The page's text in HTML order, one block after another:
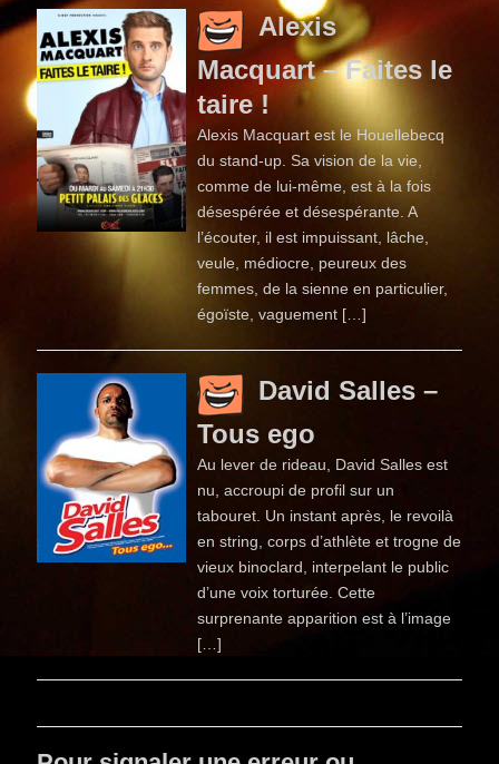
Alexis
Macquart – Faites le
taire !
Alexis Macquart est le Houellebecq
du stand-up. Sa vision de la vie,
comme de lui-même, est à la fois
désespérée et désespérante. A
l’écouter, il est impuissant, lâche,
veule, médiocre, peureux des
femmes, de la sienne en particulier,
égoïste, vaguement […]
David Salles –
Tous ego
Au lever de rideau, David Salles est
nu, accroupi de profil sur un
tabouret. Un instant après, le revoilà
en string, corps d’athlète et trogne de
vieux binoclard, interpelant le public
d’une voix torturée. Cette
surprenante apparition est à l’image
[…]